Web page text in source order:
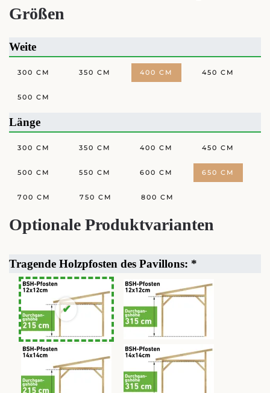
Größen
Weite
300 CM 350 CM 400 CM 450 CM
500 CM
Länge
300 CM 350 CM 400 CM 450 CM
500 CM 550 CM 600 CM 650 CM
700 CM 750 CM 800 CM
Optionale Produktvarianten
Tragende Holzpfosten des Pavillons: *